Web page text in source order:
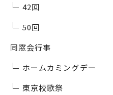
42回
50回
同窓会行事
ホームカミングデー
東京校歌祭